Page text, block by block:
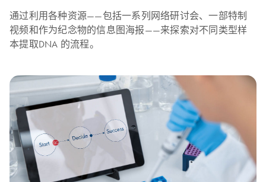
通过利用各种资源——包括一系列网络研讨会、一部特制
视频和作为纪念物的信息图海报——来探索对不同类型样
本提取DNA 的流程。